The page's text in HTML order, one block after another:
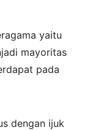
yaitu
mayoritas
pada
dengan ijuk